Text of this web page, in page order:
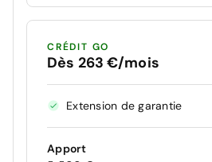
CRÉDIT GO
Dès 263 €/mois
Extension de garantie
Apport